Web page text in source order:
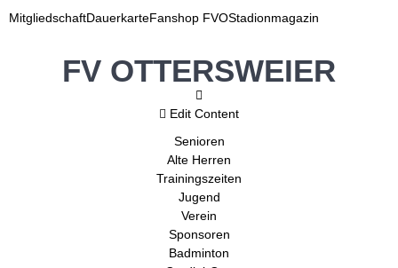
MitgliedschaftDauerkarteFanshop FVOStadionmagazin
FV OTTERSWEIER
Edit Content
Senioren
Alte Herren
Trainingszeiten
Jugend
Verein
Sponsoren
Badminton